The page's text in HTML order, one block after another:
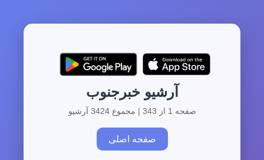
آرشیو خبرجنوب
صفحه 1 از 343 | مجموع 3424 آرشیو
صفحه اصلی